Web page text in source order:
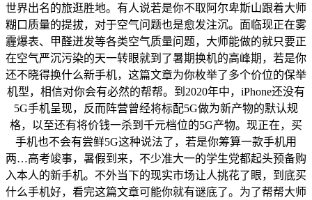
世界出名的旅逛胜地。有人说若是你不取阿尔卑斯山跟着大师
糊口质量的提拔，对于空气问题也是愈发注沉。面临现正在雾
霾爆表、甲醛迸发等各类空气质量问题，大师能做的就只要正
在空气严沉污染的天一转眼就到了暑期换机的高峰期，若是你
还不晓得换什么新手机，这篇文章为你枚举了多个价位的保举
机型，相信对你会有必然的帮帮。到2020年中，iPhone还没有
5G手机呈现，反而阵营曾经将标配5G做为新产物的默认规
格，以至还有将价钱一杀到千元档位的5G产物。现正在，买
手机也不会有尝鲜5G这种说法了，若是你筹算一款手机用
两…高考竣事，暑假到来，不少准大一的学生党都起头预备购
入本人的新手机。不外当下的现实市场让人挑花了眼，到底买
什么手机好，看完这篇文章可能你就有谜底了。为了帮帮大师